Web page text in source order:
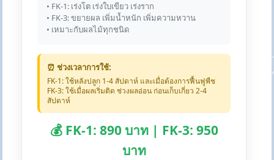
• FK-1: เร่งโต เร่งใบเขียว เร่งราก
• FK-3: ขยายผล เพิ่มน้ำหนัก เพิ่มความหวาน
• เหมาะกับผลไม้ทุกชนิด
⏰ ช่วงเวลาการใช้:
FK-1: ใช้หลังปลูก 1-4 สัปดาห์ และเมื่อต้องการฟื้นฟูพืช
FK-3: ใช้เมื่อผลเริ่มติด ช่วงผลอ่อน ก่อนเก็บเกี่ยว 2-4
สัปดาห์
💰 FK-1: 890 บาท | FK-3: 950
บาท